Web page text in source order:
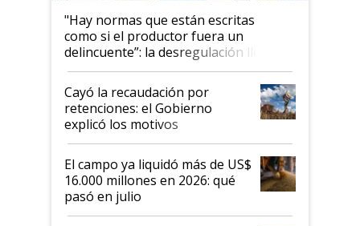
"Hay normas que están escritas
como si el productor fuera un
delincuente”: la desregulación llegó
al Congreso Aapresid y hasta se
habló del financiamiento al IPCVA
Cayó la recaudación por
retenciones: el Gobierno
explicó los motivos
El campo ya liquidó más de US$
16.000 millones en 2026: qué
pasó en julio